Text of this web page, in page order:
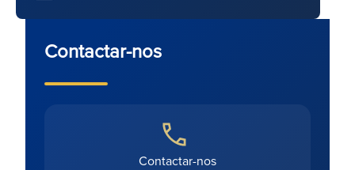
Contactar-nos
Contactar-nos